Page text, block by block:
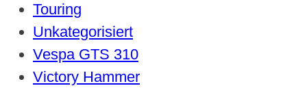
Touring
Unkategorisiert
Vespa GTS 310
Victory Hammer